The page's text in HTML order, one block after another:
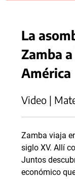
La
Zamba
América
Video |
Zamba viaja
siglo XV. Allí
Juntos
económico